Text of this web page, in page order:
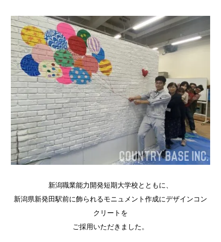
新潟職業能力開発短期大学校とともに、
新潟県新発田駅前に飾られるモニュメント作成にデザインコン
クリートを
ご採用いただきました。